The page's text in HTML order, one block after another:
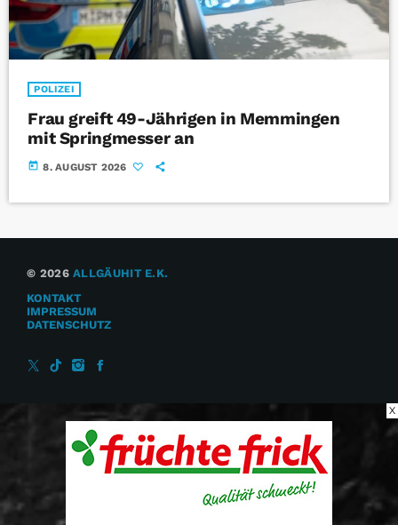
POLIZEI
Frau greift 49-Jährigen in Memmingen
mit Springmesser an
today 8. AUGUST 2026
© 2026ALLGÄUHIT E.K.
KONTAKT
IMPRESSUM
DATENSCHUTZ
X